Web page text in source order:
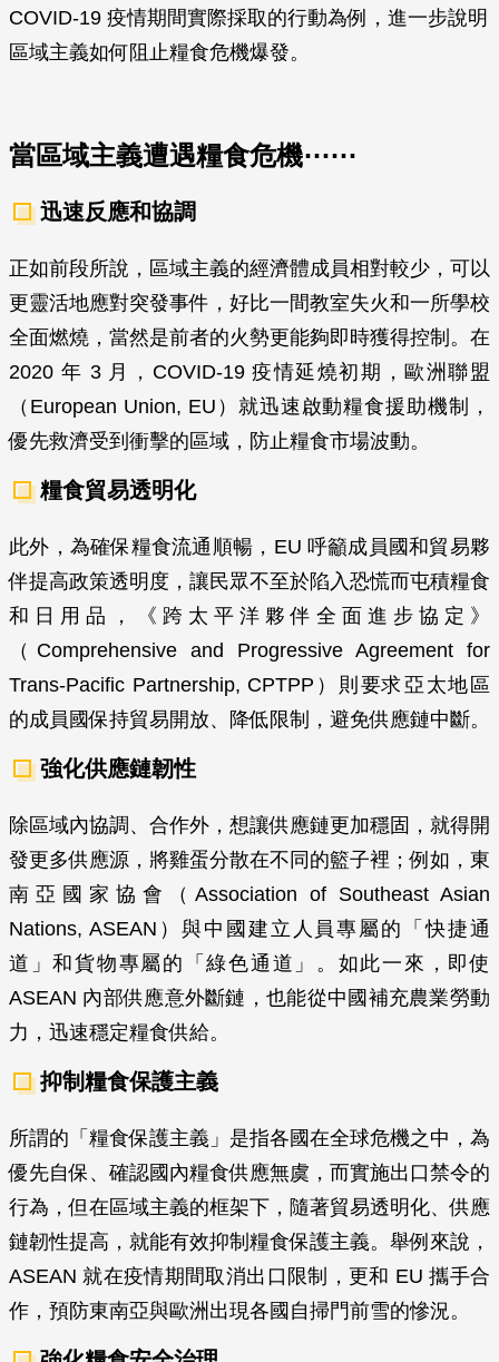
COVID-19 疫情期間實際採取的行動為例，進一步說明
區域主義如何阻止糧食危機爆發。
當區域主義遭遇糧食危機⋯⋯
迅速反應和協調
正如前段所說，區域主義的經濟體成員相對較少，可以
更靈活地應對突發事件，好比一間教室失火和一所學校
全面燃燒，當然是前者的火勢更能夠即時獲得控制。在
2020 年 3 月，COVID-19 疫情延燒初期，歐洲聯盟
（European Union, EU）就迅速啟動糧食援助機制，
優先救濟受到衝擊的區域，防止糧食市場波動。
糧食貿易透明化
此外，為確保糧食流通順暢，EU 呼籲成員國和貿易夥
伴提高政策透明度，讓民眾不至於陷入恐慌而屯積糧食
和日用品，《跨太平洋夥伴全面進步協定》
（Comprehensive and Progressive Agreement for
Trans-Pacific Partnership, CPTPP）則要求亞太地區
的成員國保持貿易開放、降低限制，避免供應鏈中斷。
強化供應鏈韌性
除區域內協調、合作外，想讓供應鏈更加穩固，就得開
發更多供應源，將雞蛋分散在不同的籃子裡；例如，東
南亞國家協會（Association of Southeast Asian
Nations, ASEAN）與中國建立人員專屬的「快捷通
道」和貨物專屬的「綠色通道」。如此一來，即使
ASEAN 內部供應意外斷鏈，也能從中國補充農業勞動
力，迅速穩定糧食供給。
抑制糧食保護主義
所謂的「糧食保護主義」是指各國在全球危機之中，為
優先自保、確認國內糧食供應無虞，而實施出口禁令的
行為，但在區域主義的框架下，隨著貿易透明化、供應
鏈韌性提高，就能有效抑制糧食保護主義。舉例來說，
ASEAN 就在疫情期間取消出口限制，更和 EU 攜手合
作，預防東南亞與歐洲出現各國自掃門前雪的慘況。